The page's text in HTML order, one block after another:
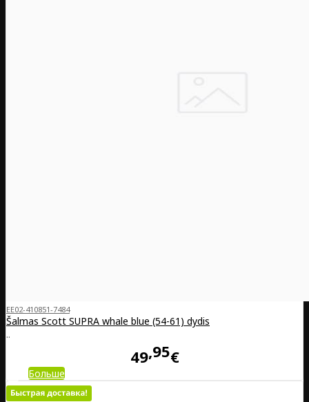
EE02-410851-7484
Šalmas Scott SUPRA whale blue (54-61) dydis
..
49 95€
Больше